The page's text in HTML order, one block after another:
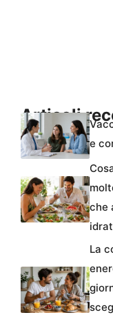
Articoli
e
che
La